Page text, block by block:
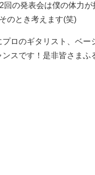
の発表会は僕の体力
のとき考えます(笑)
ロのギタリスト、ベ
スです！是非皆さまふ